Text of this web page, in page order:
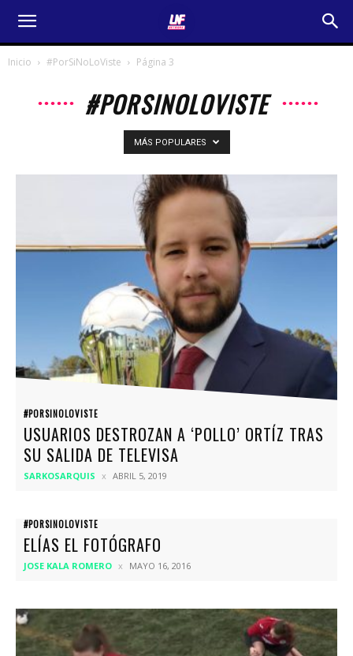
Inicio #PorSiNoLoViste Página 3
#PORSINOLOVISTE
MÁS POPULARES
#PORSINOLOVISTE
USUARIOS DESTROZAN A ‘POLLO’ ORTÍZ TRAS
SU SALIDA DE TELEVISA
SARKOSARQUIS ABRIL 5, 2019
#PORSINOLOVISTE
ELÍAS EL FOTÓGRAFO
JOSE KALA ROMERO MAYO 16, 2016